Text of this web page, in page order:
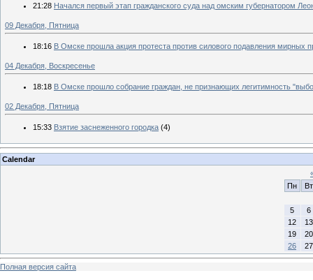
21:28 Начался первый этап гражданского суда над омским губернатором
09 Декабря, Пятница
18:16 В Омске прошла акция протеста против силового подавления мирных
04 Декабря, Воскресенье
18:18 В Омске прошло собрание граждан, не признающих легитимность
02 Декабря, Пятница
15:33 Взятие заснеженного городка (4)
Calendar
Пн
Вт
5
6
12
13
19
20
26
27
Полная версия сайта